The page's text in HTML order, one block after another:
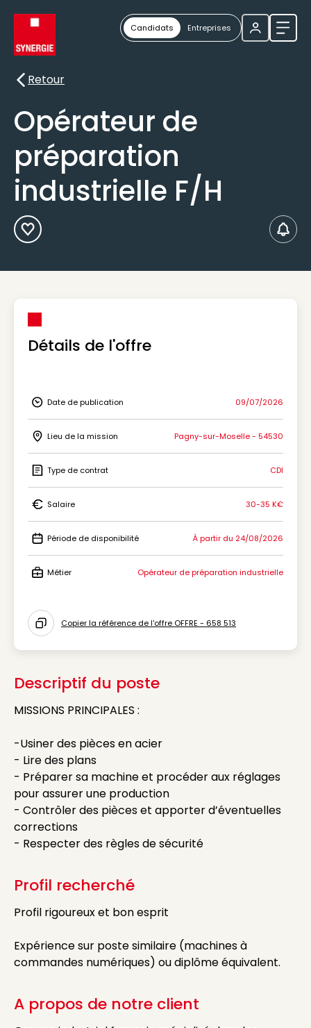
Candidats Entreprises
Retour
Retour
Opérateur de
préparation
industrielle F/H
Ajouter aux Favoris
Détails de l'offre
Icon Date de publication
Date de publication 09/07/2026
Icon Lieu de la mission
Lieu de la mission Pagny-sur-Moselle - 54530
Icon Type de contrat
Type de contrat CDI
Icon Salaire
Salaire 30-35 K€
Icon Période de disponibilité
Période de disponibilité À partir du 24/08/2026
Métier Opérateur de préparation industrielle
Icon copy to clipboard
Copier la référence de l'offre OFFRE - 658 513
Descriptif du poste
MISSIONS PRINCIPALES :
-Usiner des pièces en acier
- Lire des plans
- Préparer sa machine et procéder aux réglages
pour assurer une production
- Contrôler des pièces et apporter d’éventuelles
corrections
- Respecter des règles de sécurité
Profil recherché
Profil rigoureux et bon esprit
Expérience sur poste similaire (machines à
commandes numériques) ou diplôme équivalent.
A propos de notre client